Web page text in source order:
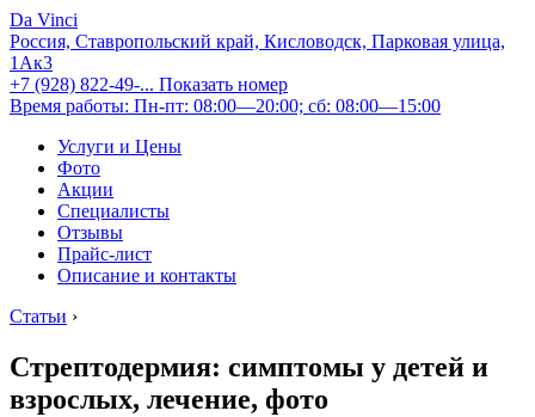
Da Vinci
Россия, Ставропольский край, Кисловодск, Парковая улица,
1Ак3
+7 (928) 822-49-... Показать номер
Время работы: Пн-пт: 08:00—20:00; сб: 08:00—15:00
Услуги и Цены
Фото
Акции
Специалисты
Отзывы
Прайс-лист
Описание и контакты
Статьи ›
Стрептодермия: симптомы у детей и
взрослых, лечение, фото